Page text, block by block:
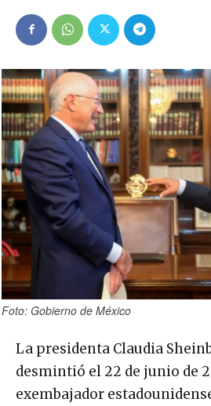
Foto: Gobierno de México
La presidenta Claudia
desmintió el 22 de junio de
exembajador